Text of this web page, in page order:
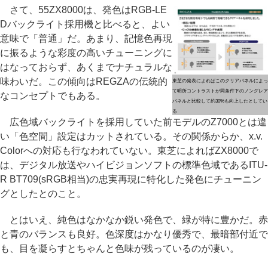
東芝の発表によればこのクリアパネルによっ
て明所コントラストが同条件下のノングレア
パネルと比較して約30%も向上したとしてい
る
さて、55ZX8000は、発色はRGB-LE
Dバックライト採用機と比べると、よい
意味で「普通」だ。あまり、記憶色再現
に振るような彩度の高いチューニングに
はなっておらず、あくまでナチュラルな
味わいだ。この傾向はREGZAの伝統的
なコンセプトでもある。
広色域バックライトを採用していた前モデルのZ7000とは違
い「色空間」設定はカットされている。その関係からか、x.v.
Colorへの対応も行なわれていない。東芝によればZX8000で
は、デジタル放送やハイビジョンソフトの標準色域であるITU-
R BT709(sRGB相当)の忠実再現に特化した発色にチューニン
グとしたとのこと。
とはいえ、純色はなかなか鋭い発色で、緑が特に豊かだ。赤
と青のバランスも良好。色深度はかなり優秀で、最暗部付近で
も、目を凝らすとちゃんと色味が残っているのが凄い。